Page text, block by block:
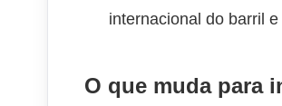
internacional do barril
O que muda para